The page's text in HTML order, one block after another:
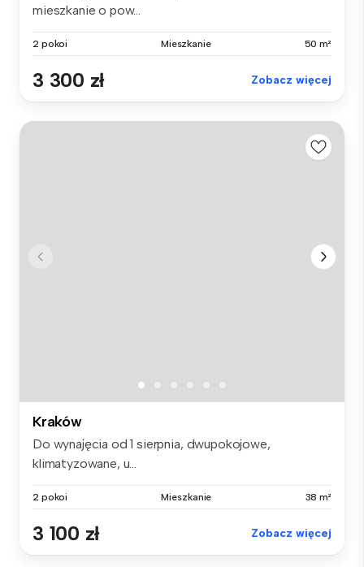
mieszkanie o pow...
2 pokoi Mieszkanie 50 m²
3 300 zł Zobacz więcej
Kraków
Do wynajęcia od 1 sierpnia, dwupokojowe,
klimatyzowane, u...
2 pokoi Mieszkanie 38 m²
3 100 zł Zobacz więcej